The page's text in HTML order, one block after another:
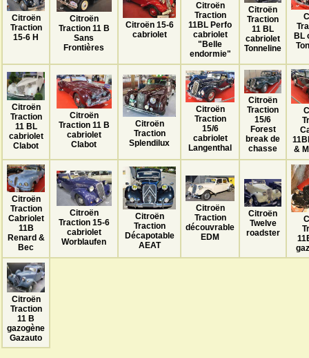
Citroën
Traction
15-6 H
Citroën
Traction 11 B
Sans
Frontières
Citroën 15-6
cabriolet
Citroën
Traction
11BL Perfo
cabriolet
"Belle
endormie"
Citroën
Traction
11 BL
cabriolet
Tonneline
BL
Citroën
Traction
11 BL
cabriolet
Clabot
Citroën
Traction 11 B
cabriolet
Clabot
Citroën
Traction
Splendilux
Citroën
Traction
15/6
cabriolet
Langenthal
Citroën
Traction
15/6
Forest
break de
chasse
&
Citroën
Traction
Cabriolet
11B
Renard &
Bec
Citroën
Traction 15-6
cabriolet
Worblaufen
Citroën
Traction
Décapotable
AEAT
Citroën
Traction
découvrable
EDM
Citroën
Twelve
roadster
Citroën
Traction
11 B
gazogène
Gazauto